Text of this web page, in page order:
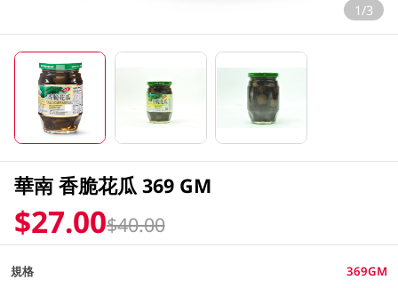
1/3
華南 香脆花瓜 369 GM
$27.00$40.00
規格 369GM